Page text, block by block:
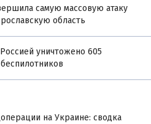
самую массовую атаку
область
уничтожено 605
на Украине: сводка